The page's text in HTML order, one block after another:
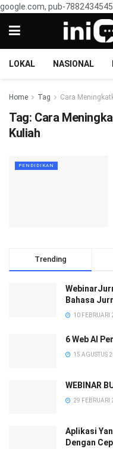
google.com, pub-
LOKAL NASIONAL
Home Tag Cara
Tag: Cara
Kuliah
PENDIDIKAN
Trending
Bahasa
10 FEBRUARI
6 Web AI
15 AGUSTUS
WEBINAR
29 FEBRUARI
Aplikasi
Dengan